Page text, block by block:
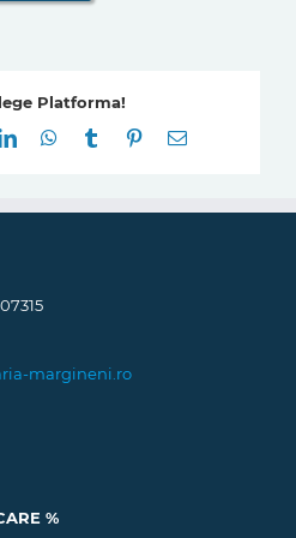
Platforma!
LinkedInWhatsApp
Tumblr Pinterest
E-
margineni.ro
%